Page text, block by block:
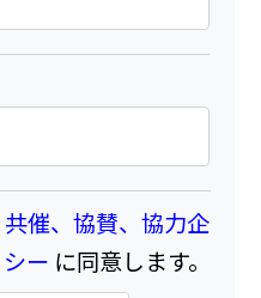
催、協賛、協力企
ー に同意します。